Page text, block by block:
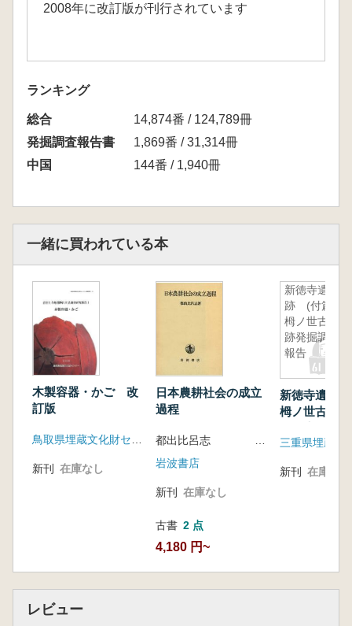
2008年に改訂版が刊行されています
ランキング
総合
14,874番 / 124,789冊
発掘調査報告書
1,869番 / 31,314冊
中国
144番 / 1,940冊
一緒に買われている本
木製容器・かご 改
訂版
新刊 在庫なし
日本農耕社会の成立
過程
岩波書店
新刊 在庫なし
古書 2 点
4,180 円~
新徳寺遺
跡 (付篇)
栂ノ世古遺
跡発掘調査
報告
新徳寺遺跡
栂ノ世古遺
新刊 在庫なし
レビュー